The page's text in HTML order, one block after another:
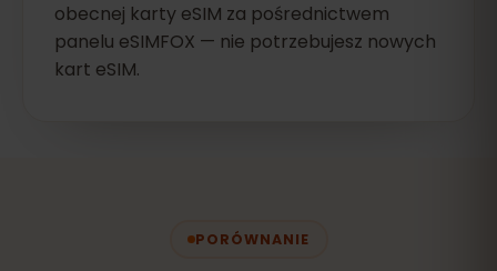
obecnej karty eSIM za pośrednictwem
panelu eSIMFOX — nie potrzebujesz nowych
kart eSIM.
PORÓWNANIE